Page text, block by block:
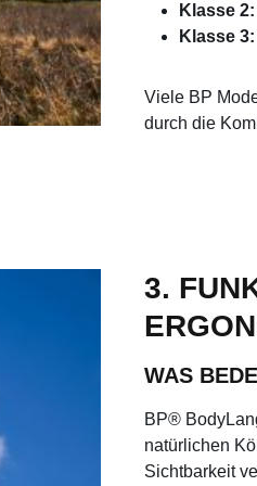
Klasse 2:
Klasse 3:
Viele BP
durch die
3.
WAS
BP®
natürlichen
Sichtbarkeit